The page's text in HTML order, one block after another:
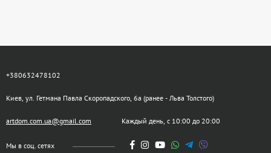
+380632478102
Киев, ул. Гетмана Павла Скоропадского, 6а (ранее - Льва Толстого)
artdom.com.ua@gmail.com Каждый день, с 10:00 до 20:00
Мы в соц. сетях